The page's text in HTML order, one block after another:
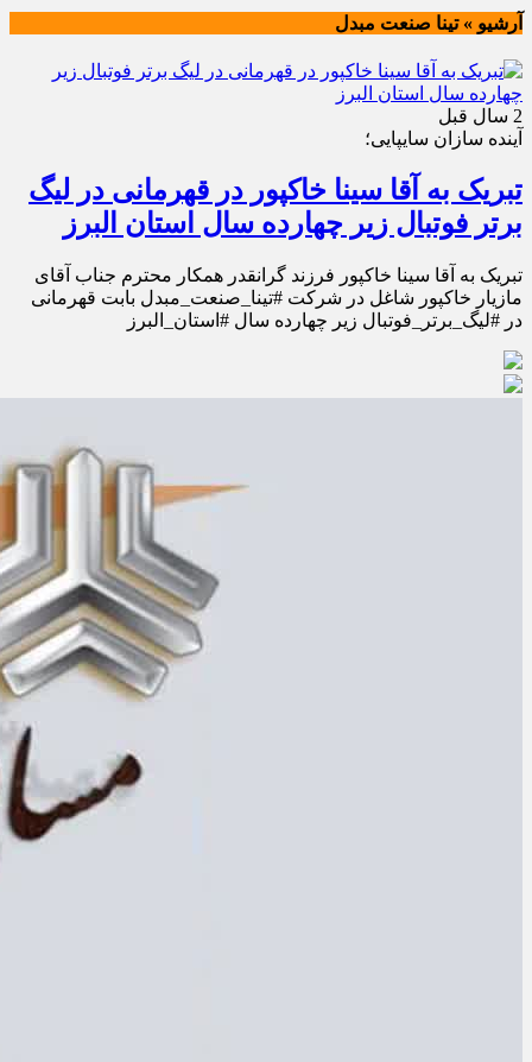
آرشیو » تینا صنعت مبدل
2 سال قبل
آینده سازان سایپایی؛
تبریک به آقا سینا خاکپور در قهرمانی در لیگ
برتر فوتبال زیر چهارده سال استان البرز
تبریک به آقا سینا خاکپور فرزند گرانقدر همکار محترم جناب آقای
مازیار خاکپور شاغل در شرکت #تینا_صنعت_مبدل بابت قهرمانی
در #لیگ_برتر_فوتبال زیر چهارده سال #استان_البرز